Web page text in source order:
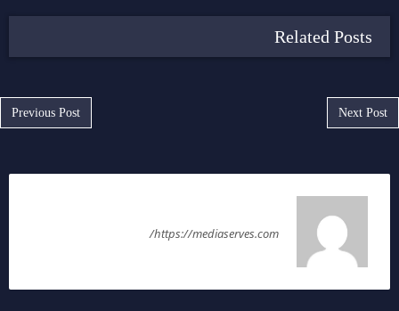
Related Posts
Post navigation
Previous Post Next Post
https://mediaserves.com/